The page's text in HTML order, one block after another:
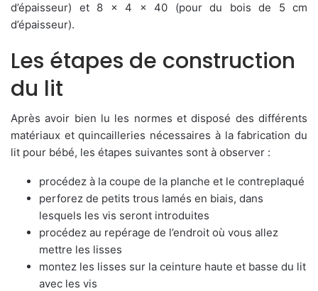
d’épaisseur) et 8 x 4 × 40 (pour du bois de 5 cm
d’épaisseur).
Les étapes de construction
du lit
Après avoir bien lu les normes et disposé des différents
matériaux et quincailleries nécessaires à la fabrication du
lit pour bébé, les étapes suivantes sont à observer :
procédez à la coupe de la planche et le contreplaqué
perforez de petits trous lamés en biais, dans
lesquels les vis seront introduites
procédez au repérage de l’endroit où vous allez
mettre les lisses
montez les lisses sur la ceinture haute et basse du lit
avec les vis